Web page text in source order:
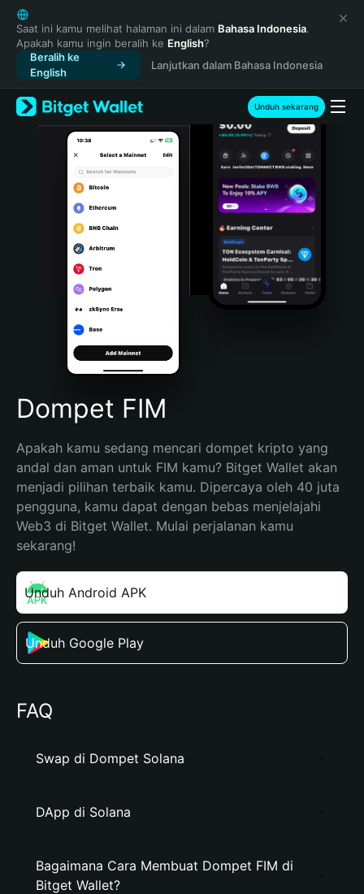
English
日本語
Tiếng Việt
Русский
Español (Latinoamérica)
Türkçe
Italiano
Português (Portugal)
Bahasa Indonesia
Português (Brasil)
Español (Argentina)
Saat ini kamu melihat halaman ini dalam Bahasa Indonesia.
Apakah kamu ingin beralih ke English?
Beralih ke
English
Lanjutkan dalam Bahasa Indonesia
Unduh sekarang
Dompet FIM
Apakah kamu sedang mencari dompet kripto yang
andal dan aman untuk FIM kamu? Bitget Wallet akan
menjadi pilihan terbaik kamu. Dipercaya oleh 40 juta
pengguna, kamu dapat dengan bebas menjelajahi
Web3 di Bitget Wallet. Mulai perjalanan kamu
sekarang!
Unduh Android APK
Unduh Google Play
FAQ
Swap di Dompet Solana
DApp di Solana
Bagaimana Cara Membuat Dompet FIM di
Bitget Wallet?